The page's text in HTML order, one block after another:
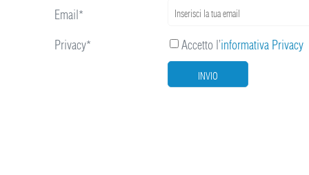
Email*
Privacy*
Accetto l’informativa Privacy
INVIO